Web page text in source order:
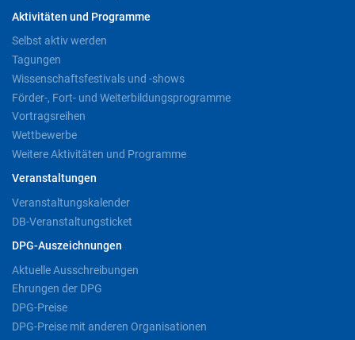
Aktivitäten und Programme
Selbst aktiv werden
Tagungen
Wissenschaftsfestivals und -shows
Förder-, Fort- und Weiterbildungsprogramme
Vortragsreihen
Wettbewerbe
Weitere Aktivitäten und Programme
Veranstaltungen
Veranstaltungskalender
DB-Veranstaltungsticket
DPG-Auszeichnungen
Aktuelle Ausschreibungen
Ehrungen der DPG
DPG-Preise
DPG-Preise mit anderen Organisationen